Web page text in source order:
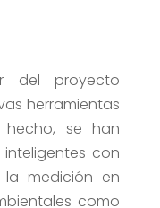
del proyecto
herramientas
se han
con
medición en
como